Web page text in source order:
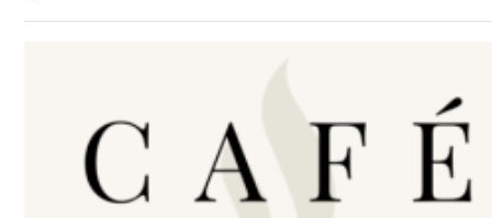
Concours de recrutement
Concours scolaires
Conférences, tables rondes
Critique d’ouvrages publiés